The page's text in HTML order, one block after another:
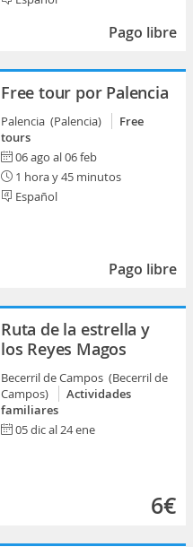
Pago libre
Free tour por Palencia
Palencia (Palencia)
Free
tours
06 ago al 06 feb
1 hora y 45 minutos
Español
Pago libre
Ruta de la estrella y
los Reyes Magos
Becerril de Campos (Becerril de
Campos)
Actividades
familiares
05 dic al 24 ene
6€